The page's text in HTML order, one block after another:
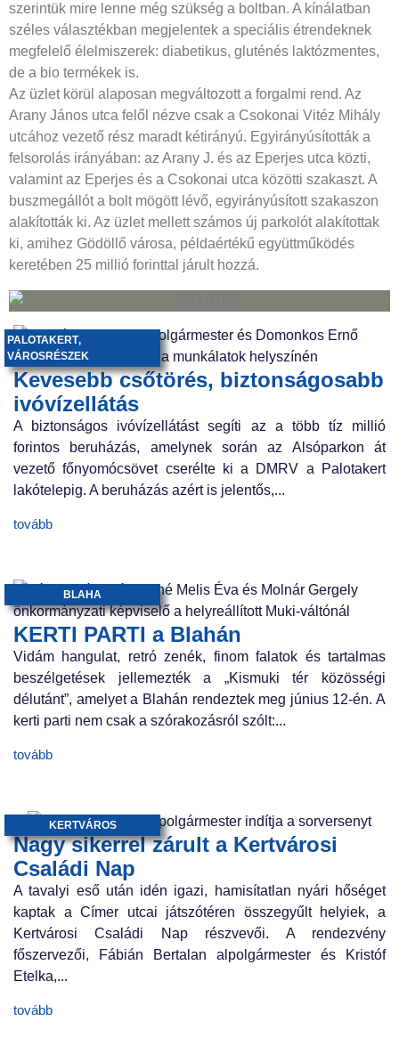
szerintük mire lenne még szükség a boltban. A kínálatban
széles választékban megjelentek a speciális étrendeknek
megfelelő élelmiszerek: diabetikus, gluténés laktózmentes,
de a bio termékek is.
Az üzlet körül alaposan megváltozott a forgalmi rend. Az
Arany János utca felől nézve csak a Csokonai Vitéz Mihály
utcához vezető rész maradt kétirányú. Egyirányúsították a
felsorolás irányában: az Arany J. és az Eperjes utca közti,
valamint az Eperjes és a Csokonai utca közötti szakaszt. A
buszmegállót a bolt mögött lévő, egyirányúsított szakaszon
alakították ki. Az üzlet mellett számos új parkolót alakítottak
ki, amihez Gödöllő városa, példaértékű együttműködés
keretében 25 millió forinttal járult hozzá.
Kevesebb csőtörés, biztonságosabb
ivóvízellátás
PALOTAKERT,
VÁROSRÉSZEK
A biztonságos ivóvízellátást segíti az a több tíz millió
forintos beruházás, amelynek során az Alsóparkon át
vezető főnyomócsövet cserélte ki a DMRV a Palotakert
lakótelepig. A beruházás azért is jelentős,...
tovább
KERTI PARTI a Blahán
BLAHA
Vidám hangulat, retró zenék, finom falatok és tartalmas
beszélgetések jellemezték a „Kismuki tér közösségi
délutánt”, amelyet a Blahán rendeztek meg június 12-én. A
kerti parti nem csak a szórakozásról szólt:...
tovább
Nagy sikerrel zárult a Kertvárosi
Családi Nap
KERTVÁROS
A tavalyi eső után idén igazi, hamisítatlan nyári hőséget
kaptak a Címer utcai játszótéren összegyűlt helyiek, a
Kertvárosi Családi Nap részvevői. A rendezvény
főszervezői, Fábián Bertalan alpolgármester és Kristóf
Etelka,...
tovább